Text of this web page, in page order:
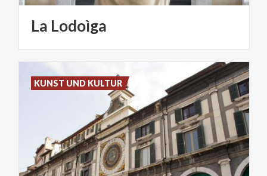
La Lodoìga
KUNST UND KULTUR